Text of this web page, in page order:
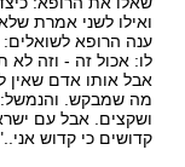
ואילו לשני אמרת
ענה הרופא לשואלים:
לו: אכול זה - וזה לא
אבל אותו אדם שאין
מה שמבקש. והנמשל:
ושקצים. אבל עם
קדושים כי קדוש